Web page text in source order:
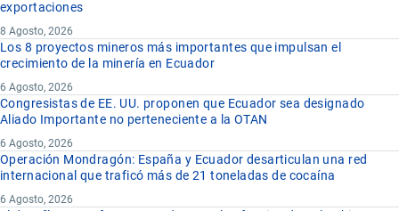
exportaciones
8 Agosto, 2026
Los 8 proyectos mineros más importantes que impulsan el
crecimiento de la minería en Ecuador
6 Agosto, 2026
Congresistas de EE. UU. proponen que Ecuador sea designado
Aliado Importante no perteneciente a la OTAN
6 Agosto, 2026
Operación Mondragón: España y Ecuador desarticulan una red
internacional que traficó más de 21 toneladas de cocaína
6 Agosto, 2026